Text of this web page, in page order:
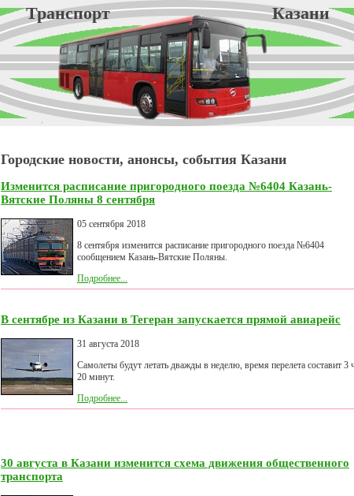
Транспорт Казани
Городские новости, анонсы, события Казани
Изменится расписание пригородного поезда №6404 Казань-
Вятские Поляны 8 сентября
05 сентября 2018
8 сентября изменится расписание пригородного поезда №6404
сообщением Казань-Вятские Поляны.
Подробнее...
В сентябре из Казани в Тегеран запускается прямой авиарейс
31 августа 2018
Самолеты будут летать дважды в неделю, время перелета составит 3
20 минут.
Подробнее...
30 августа в Казани изменится схема движения общественного
транспорта